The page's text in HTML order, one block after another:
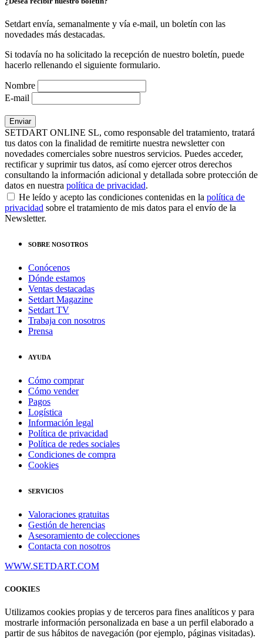
Setdart envía, semanalmente y vía e-mail, un boletín con las
novedades más destacadas.
Si todavía no ha solicitado la recepción de nuestro boletín, puede
hacerlo rellenando el siguiente formulario.
Nombre
E-mail
SETDART ONLINE SL, como responsable del tratamiento, tratará
tus datos con la finalidad de remitirte nuestra newsletter con
novedades comerciales sobre nuestros servicios. Puedes acceder,
rectificar y suprimir tus datos, así como ejercer otros derechos
consultando la información adicional y detallada sobre protección de
datos en nuestra política de privacidad.
He leído y acepto las condiciones contenidas en la política de
privacidad sobre el tratamiento de mis datos para el envío de la
Newsletter.
SOBRE NOSOTROS
Conócenos
Dónde estamos
Ventas destacadas
Setdart Magazine
Setdart TV
Trabaja con nosotros
Prensa
AYUDA
Cómo comprar
Cómo vender
Pagos
Logística
Información legal
Política de privacidad
Política de redes sociales
Condiciones de compra
Cookies
SERVICIOS
Valoraciones gratuitas
Gestión de herencias
Asesoramiento de colecciones
Contacta con nosotros
WWW.SETDART.COM
COOKIES
Utilizamos cookies propias y de terceros para fines analíticos y para
mostrarle información personalizada en base a un perfil elaborado a
partir de sus hábitos de navegación (por ejemplo, páginas visitadas).